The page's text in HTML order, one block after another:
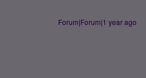
Forum|Forum|1 year ago